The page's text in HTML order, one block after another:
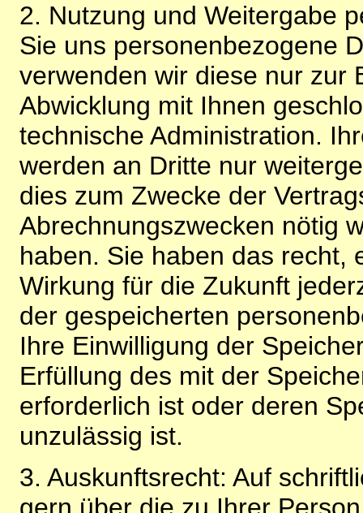
2. Nutzung und Weitergabe
Sie uns personenbezogene
verwenden wir diese nur zur
Abwicklung mit Ihnen
technische Administration.
werden an Dritte nur
dies zum Zwecke der
Abrechnungszwecken nötig
haben. Sie haben das recht,
Wirkung für die Zukunft
der gespeicherten
Ihre Einwilligung der
Erfüllung des mit der
erforderlich ist oder deren
unzulässig ist.
3. Auskunftsrecht: Auf
gern über die zu Ihrer